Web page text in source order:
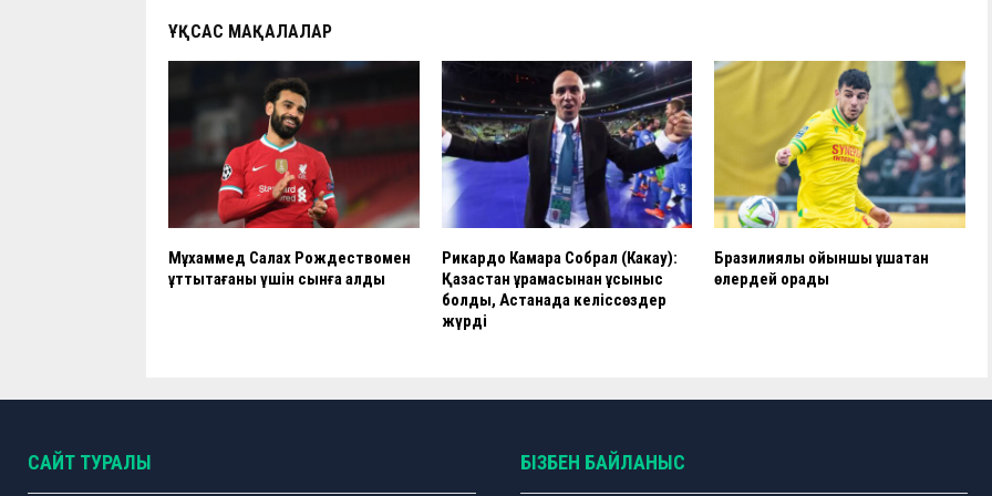
k
p
ть
ҰҚСАС МАҚАЛАЛАР
Мұхаммед Салах Рождествомен
құттықтағаны үшін сынға қалды
Рикардо Камара Собрал (Какау):
Қазақстан құрамасынан ұсыныс
болды, Астанада келіссөздер
жүрді
Бразилиялық ойыншы ұшақтан
өлердей қорқады
САЙТ ТУРАЛЫ БІЗБЕН БАЙЛАНЫС